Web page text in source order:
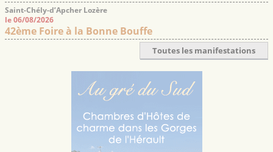
Saint-Chély-d’Apcher Lozère
le 06/08/2026
42ème Foire à la Bonne Bouffe
Toutes les manifestations